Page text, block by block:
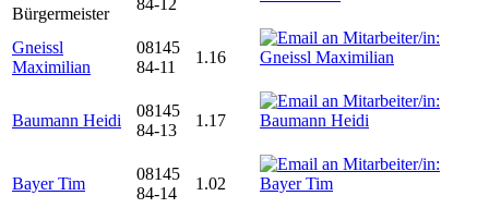
Bürgermeister
84-12
Gneissl
Maximilian
08145
84-11
1.16
Baumann Heidi
08145
84-13
1.17
Bayer Tim
08145
84-14
1.02